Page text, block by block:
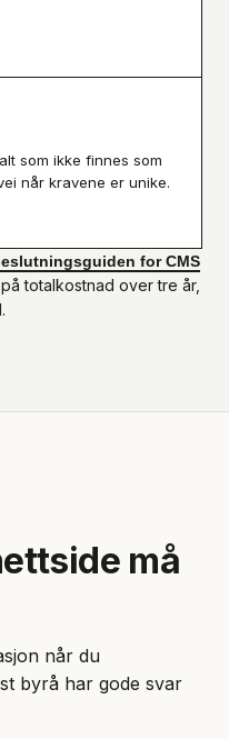
som ikke finnes som
når kravene er unike.
for CMS
totalkostnad over tre år,
må
når du
byrå har gode svar